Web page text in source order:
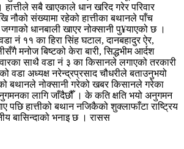
हात्तीले सबै खाएकाले धान खरिद गरेर परिवार
नौको संख्यामा रहेको हात्तीका बथानले पाँच
धानबाली खाएर नोक्सानी पु¥याएको छ ।
नं ११ का हिरा सिंह घटाल, दानबहादुर ऐर,
मनोज बिष्टको केरा बारी, सिद्धभीम आर्दश
साथै वडा नं ३ का किसानले लगाएको तरकारी
वडा अध्यक्ष नरेन्द्रप्रसाद चौधरीले बताउनुभयो
बथानले नोक्सानी गरेको खबर किसानले गरेका
लागि जाँदैछौँ । के कति क्षति भयो अनुगमन
पछि हात्तीको बथान नजिकैको शुक्लाफाँटा राष्ट्रिय
बासिन्दाको भनाइ छ । रासस